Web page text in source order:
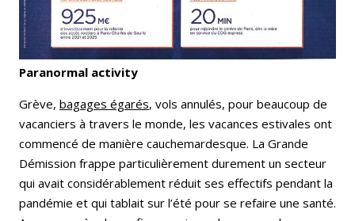
Paranormal activity
Grève, bagages égarés, vols annulés, pour beaucoup de
vacanciers à travers le monde, les vacances estivales ont
commencé de manière cauchemardesque. La Grande
Démission frappe particulièrement durement un secteur
qui avait considérablement réduit ses effectifs pendant la
pandémie et qui tablait sur l’été pour se refaire une santé.